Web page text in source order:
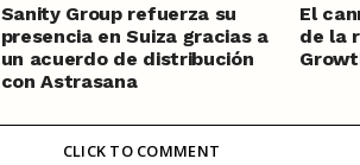
Sanity Group refuerza su
presencia en Suiza gracias a
un acuerdo de distribución
con Astrasana
El
de la
CLICK TO COMMENT